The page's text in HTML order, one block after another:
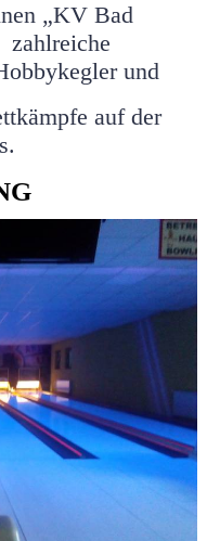
Bad
zahlreiche
und
auf der